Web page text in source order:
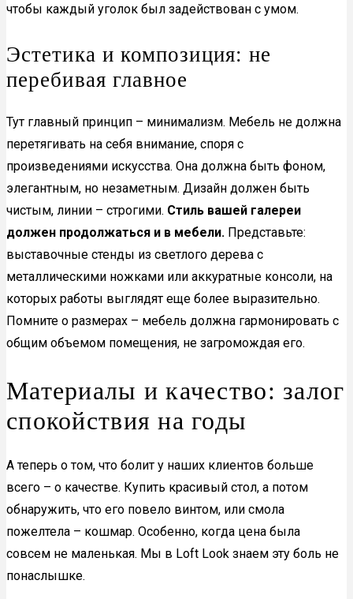
чтобы каждый уголок был задействован с умом.
Эстетика и композиция: не
перебивая главное
Тут главный принцип – минимализм. Мебель не должна
перетягивать на себя внимание, споря с
произведениями искусства. Она должна быть фоном,
элегантным, но незаметным. Дизайн должен быть
чистым, линии – строгими. Стиль вашей галереи
должен продолжаться и в мебели. Представьте:
выставочные стенды из светлого дерева с
металлическими ножками или аккуратные консоли, на
которых работы выглядят еще более выразительно.
Помните о размерах – мебель должна гармонировать с
общим объемом помещения, не загромождая его.
Материалы и качество: залог
спокойствия на годы
А теперь о том, что болит у наших клиентов больше
всего – о качестве. Купить красивый стол, а потом
обнаружить, что его повело винтом, или смола
пожелтела – кошмар. Особенно, когда цена была
совсем не маленькая. Мы в Loft Look знаем эту боль не
понаслышке.